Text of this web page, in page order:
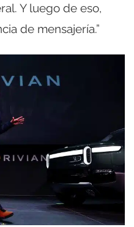
Y luego de eso,
de mensajería.”